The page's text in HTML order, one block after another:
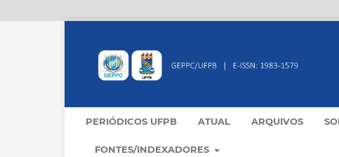
PERIÓDICOS UFPB ATUAL ARQUIVOS
FONTES/INDEXADORES